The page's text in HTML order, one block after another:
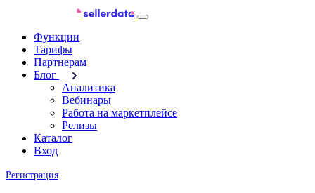
Функции
Тарифы
Партнерам
Блог
Аналитика
Вебинары
Работа на маркетплейсе
Релизы
Каталог
Вход
Регистрация